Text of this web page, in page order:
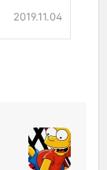
2019.11.04